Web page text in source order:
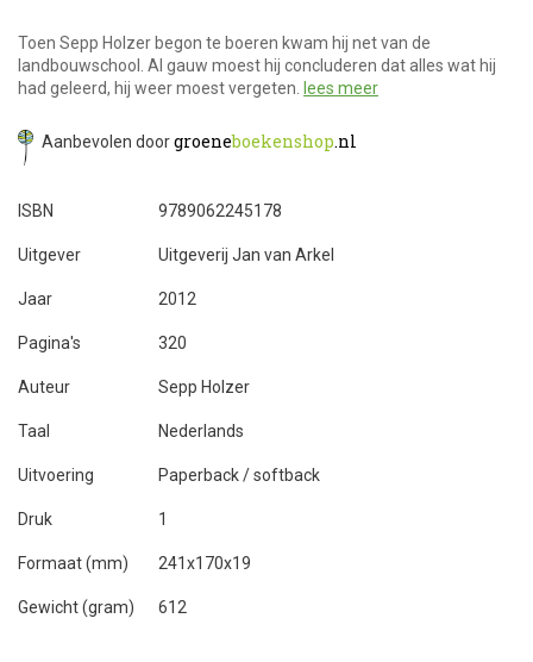
Toen Sepp Holzer begon te boeren kwam hij net van de
landbouwschool. Al gauw moest hij concluderen dat alles wat hij
had geleerd, hij weer moest vergeten.
lees meer
Aanbevolen doorgroeneboekenshop.nl
ISBN 9789062245178
Uitgever Uitgeverij Jan van Arkel
Jaar 2012
Pagina's 320
Auteur Sepp Holzer
Taal Nederlands
Uitvoering Paperback / softback
Druk 1
Formaat (mm) 241x170x19
Gewicht (gram) 612